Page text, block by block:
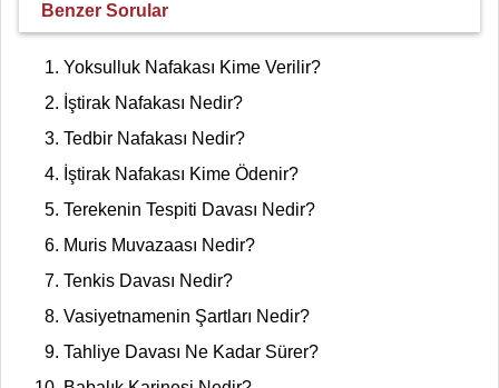
Benzer Sorular
Yoksulluk Nafakası Kime Verilir?
İştirak Nafakası Nedir?
Tedbir Nafakası Nedir?
İştirak Nafakası Kime Ödenir?
Terekenin Tespiti Davası Nedir?
Muris Muvazaası Nedir?
Tenkis Davası Nedir?
Vasiyetnamenin Şartları Nedir?
Tahliye Davası Ne Kadar Sürer?